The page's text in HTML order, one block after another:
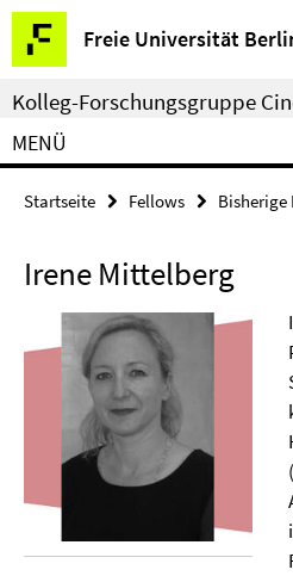
Springe
direkt
zu
Inhalt
Freie Universität
Service-
Navigation
Kolleg-Forschungsgruppe
MENÜ
Startseite Fellows Bisherige
Irene Mittelberg